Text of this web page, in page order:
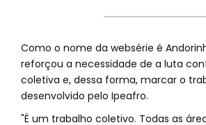
Como o nome da websérie é
reforçou a necessidade de a luta
coletiva e, dessa forma, marcar o
desenvolvido pelo Ipeafro.
"É um trabalho coletivo. Todas as